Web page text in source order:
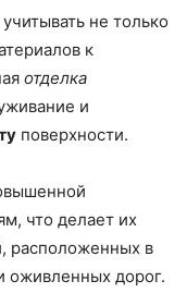
не только
к
отделка
и
поверхности.
что делает их
расположенных в
оживленных дорог.